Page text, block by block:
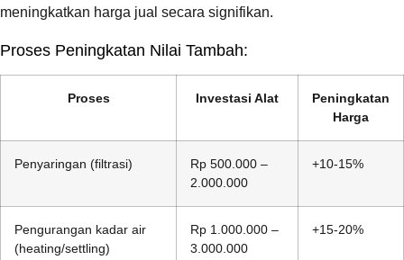
meningkatkan harga jual secara signifikan.
Proses Peningkatan Nilai Tambah:
Proses Investasi Alat
Peningkatan
Harga
Penyaringan (filtrasi)
Rp 500.000 –
2.000.000
+10-15%
Pengurangan kadar air
(heating/settling)
Rp 1.000.000 –
3.000.000
+15-20%